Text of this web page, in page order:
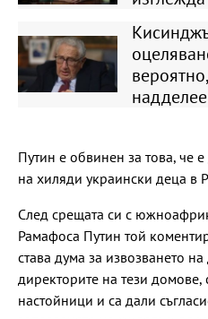
надделее
Путин е обвинен за това, че
на хиляди украински деца в
След срещата си с
Рамафоса Путин той
става дума за извозването
директорите на тези домове,
настойници и са дали